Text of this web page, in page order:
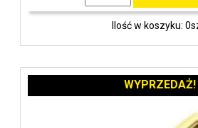
Ilość w koszyku:
WYPRZEDAŻ!